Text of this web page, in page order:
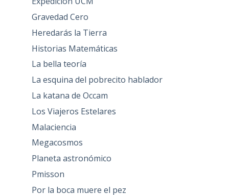
Gravedad Cero
Heredarás la Tierra
Historias Matemáticas
La bella teoría
La esquina del pobrecito hablador
La katana de Occam
Los Viajeros Estelares
Malaciencia
Megacosmos
Planeta astronómico
Pmisson
Por la boca muere el pez